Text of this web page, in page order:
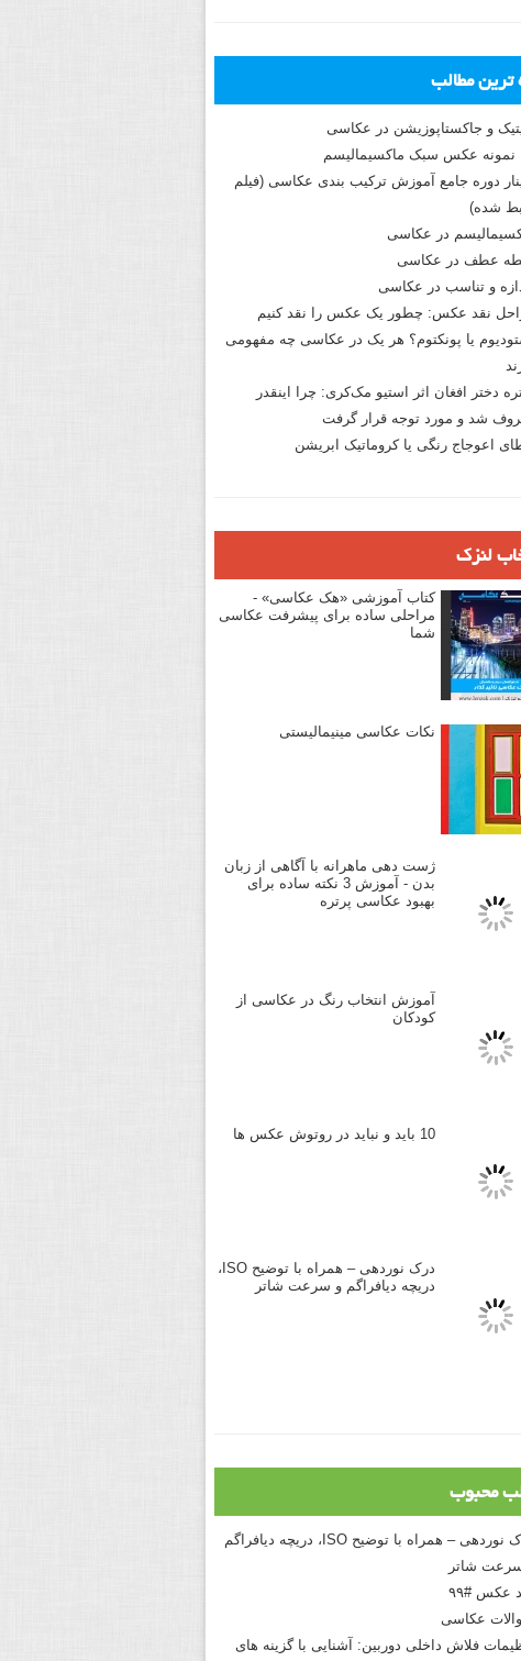
ترین مطالب
و جاکستا‌پوزیشن در عکاسی
دوره جامع آموزش ترکیب بندی عکاسی (فیلم
شده)
در عکاسی
عطف در عکاسی
و تناسب در عکاسی
نقد عکس: چطور یک عکس را نقد کنیم
یا پونکتوم؟ هر یک در عکاسی چه مفهومی
دختر افغان اثر استیو مک‌کری: چرا اینقدر
شد و مورد توجه قرار گرفت
اعوجاج رنگی یا کروماتیک ابریشن
لنزک
کتاب آموزشی «هک عکاسی» -
مراحلی ساده برای پیشرفت عکاسی
شما
نکات عکاسی مینیمالیستی
ژست دهی ماهرانه با آگاهی از زبان
بدن - آموزش 3 نکته ساده برای
بهبود عکاسی پرتره
آموزش انتخاب رنگ در عکاسی از
کودکان
10 باید و نباید در روتوش عکس ها
درک نوردهی – همراه با توضیح ISO،
دریچه دیافراگم و سرعت شاتر
محبوب
درک نوردهی – همراه با توضیح ISO، دریچه دیافراگم
شاتر
عکس #۹۹
عکاسی
فلاش داخلی دوربین: آشنایی با گزینه های